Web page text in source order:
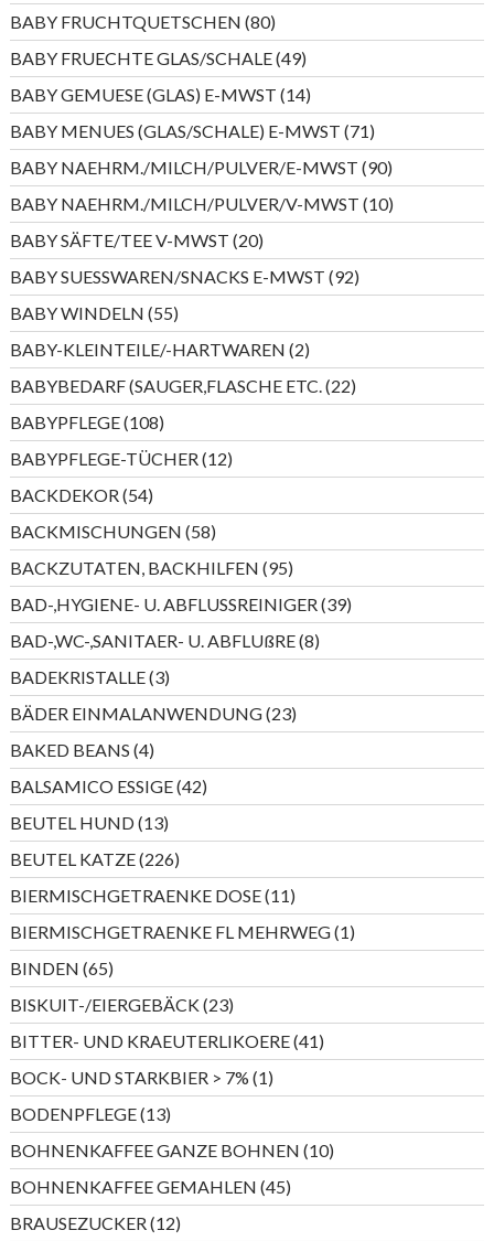
Produkte
BABY FRUCHTQUETSCHEN 8080
Produkte
BABY FRUECHTE GLAS/SCHALE 4949
Produkte
BABY GEMUESE (GLAS) E-MWST 1414
Produkte
BABY MENUES (GLAS/SCHALE) E-MWST 7171
Produkte
BABY NAEHRM./MILCH/PULVER/E-MWST 9090
Produkte
BABY NAEHRM./MILCH/PULVER/V-MWST 1010
Produkte
BABY SÄFTE/TEE V-MWST 2020
Produkte
BABY SUESSWAREN/SNACKS E-MWST 9292
Produkte
BABY WINDELN 5555
Produkte
BABY-KLEINTEILE/-HARTWAREN 22
Produkte
BABYBEDARF (SAUGER,FLASCHE ETC. 2222
Produkte
BABYPFLEGE 108108
Produkte
BABYPFLEGE-TÜCHER 1212
Produkte
BACKDEKOR 5454
Produkte
BACKMISCHUNGEN 5858
Produkte
BACKZUTATEN, BACKHILFEN 9595
Produkte
BAD-,HYGIENE- U. ABFLUSSREINIGER 3939
Produkte
BAD-,WC-,SANITAER- U. ABFLUßRE 88
Produkte
BADEKRISTALLE 33
Produkte
BÄDER EINMALANWENDUNG 2323
Produkte
BAKED BEANS 44
Produkte
BALSAMICO ESSIGE 4242
Produkte
BEUTEL HUND 1313
Produkte
BEUTEL KATZE 226226
Produkte
BIERMISCHGETRAENKE DOSE 1111
Produkte
BIERMISCHGETRAENKE FL MEHRWEG 11
Produkt
BINDEN 6565
Produkte
BISKUIT-/EIERGEBÄCK 2323
Produkte
BITTER- UND KRAEUTERLIKOERE 4141
Produkte
BOCK- UND STARKBIER > 7% 11
Produkt
BODENPFLEGE 1313
Produkte
BOHNENKAFFEE GANZE BOHNEN 1010
Produkte
BOHNENKAFFEE GEMAHLEN 4545
Produkte
BRAUSEZUCKER 1212